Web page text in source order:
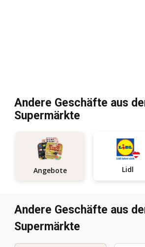
Andere Geschäfte aus
Supermärkte
Angebote Lidl
Andere Geschäfte aus
Supermärkte